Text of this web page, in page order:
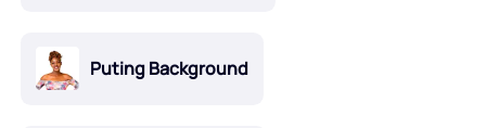
Puting Background